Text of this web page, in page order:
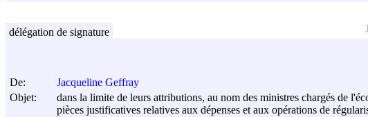
De:
Jacqueline Geffray
Objet:
dans la limite de leurs attributions, au nom des ministres chargés de
pièces justificatives relatives aux dépenses et aux opérations de
délégation de signature